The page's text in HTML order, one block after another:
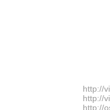
http://
http://
http://